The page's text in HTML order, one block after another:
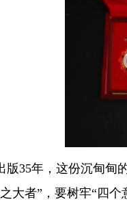
版35年，这份沉甸
大者”，要树牢“四